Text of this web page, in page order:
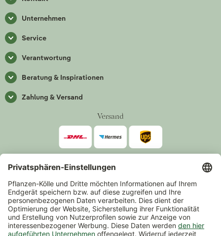
Unternehmen
Service
Verantwortung
Beratung & Inspirationen
Zahlung & Versand
Versand
Zahlarten
*Alle Preise inkl. gesetzlicher Mehrwertsteuer zzgl.Versand
Mindestbestellwert 14,90 €, ausgenommen sind Gutscheine und